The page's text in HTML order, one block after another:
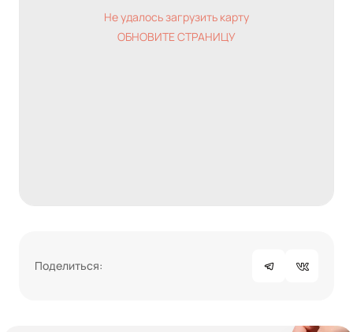
Не удалось загрузить карту
ОБНОВИТЕ СТРАНИЦУ
Поделиться: